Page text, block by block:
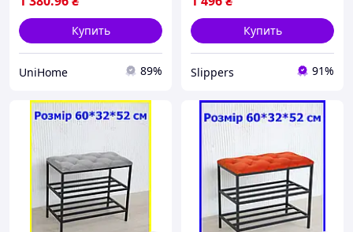
Купить
UniHome 89%
Купить
Slippers 91%